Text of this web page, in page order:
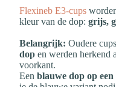
Flexineb E3‑cups
kleur van de dop: grijs,
Belangrijk: Oudere
dop en werden herkend
voorkant.
Een blauwe dop op